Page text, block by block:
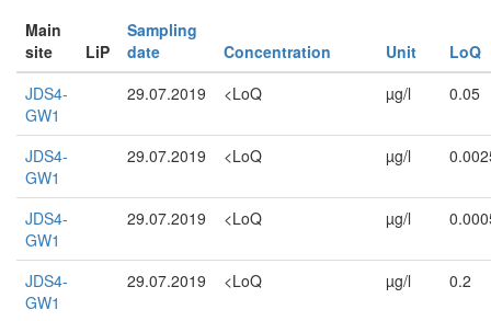
Main
site
LiP
Sampling
date
Concentration Unit
LoQ
JDS4-
GW1
29.07.2019 <LoQ µg/l 0.05
JDS4-
GW1
29.07.2019 <LoQ µg/l
JDS4-
GW1
29.07.2019 <LoQ µg/l
JDS4-
GW1
29.07.2019 <LoQ µg/l 0.2